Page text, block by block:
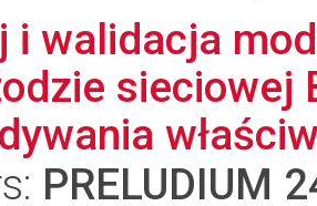
i walidacja
sieciowej
PRELUDIUM